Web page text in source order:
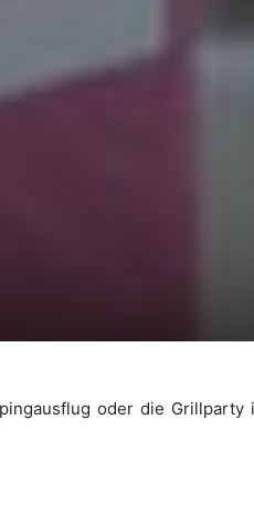
oder die Grillparty